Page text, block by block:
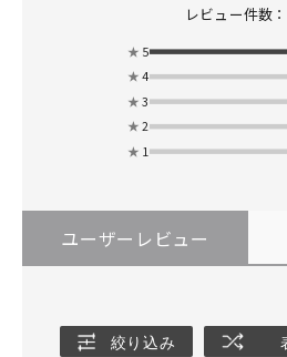
レビュー件数：
★ 5
★ 4
★ 3
★ 2
★ 1
ユーザーレビュー
絞り込み